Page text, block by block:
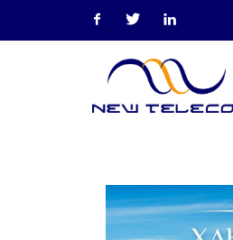
FacebookTwitter Linkedin